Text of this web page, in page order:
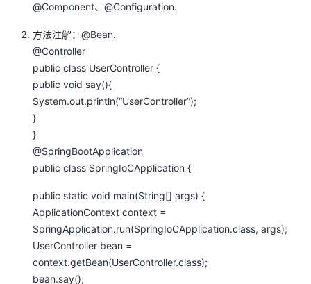
@Component、@Configuration.
方法注解：@Bean.
@Controller
public class UserController {
public void say(){
System.out.println(“UserController”);
}
}
@SpringBootApplication
public class SpringIoCApplication {
public static void main(String[] args) {
ApplicationContext context =
SpringApplication.run(SpringIoCApplication.class, args);
UserController bean =
context.getBean(UserController.class);
bean.say();